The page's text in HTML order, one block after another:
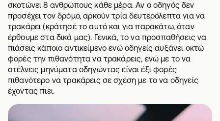
σκοτώνει 8 ανθρώπους κάθε μέρα. Αν ο οδηγός δεν
προσέχει τον δρόμο, αρκούν τρία δευτερόλεπτα για να
τρακάρει (κράτησέ το αυτό και για παρακάτω, όταν
έρθουμε στα δικά μας). Γενικά, το να προσπαθήσεις να
πιάσεις κάποιο αντικείμενο ενώ οδηγείς αυξάνει οκτώ
φορές την πιθανότητα να τρακάρεις, ενώ με το να
στέλνεις μηνύματα οδηγώντας είναι έξι φορές
πιθανότερο να τρακάρεις σε σχέση με το να οδηγείς
έχοντας πιει.